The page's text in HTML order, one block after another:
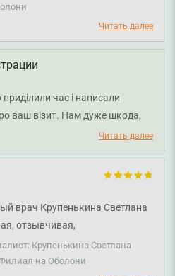
досліджень та аналізів.
діагностики в інших клініках,
повністю спростували її
коштував мені двох
До клініки претензій не маю.
Читать далее
час і написали
ваш візит. Нам дуже шкода,
враження про лікаря. Ваш
клініки, і ми
з лікарем цю ситуацію.
здоров'я.
Читать далее
врач Крупенькина Светлана
отзывчивая,
лечение помогает. Я
обращаться к ней.
Крупенькина Светлана
на Оболони